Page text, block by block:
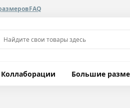
FAQ
Коллаборации Большие